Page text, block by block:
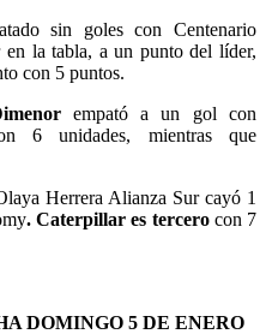
sin goles con Centenario
la tabla, a un punto del líder,
con 5 puntos.
empató a un gol con
6 unidades, mientras que
Herrera Alianza Sur cayó 1
. Caterpillar es tercerocon 7
DOMINGO 5 DE ENERO